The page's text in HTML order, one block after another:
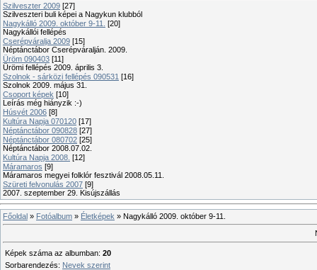
Szilveszter 2009 [27]
Szilveszteri buli képei a Nagykun klubból
Nagykálló 2009. október 9-11.
[20]
Nagykállói fellépés
Cserépváralja 2009 [15]
Néptánctábor Cserépváralján. 2009.
Üröm 090403 [11]
Ürömi fellépés 2009. április 3.
Szolnok - sárközi fellépés 090531 [16]
Szolnok 2009. május 31.
Csoport képek [10]
Leírás még hiányzik :-)
Húsvét 2006 [8]
Kultúra Napja 070120 [17]
Néptánctábor 090828 [27]
Néptánctábor 080702 [25]
Néptánctábor 2008.07.02.
Kultúra Napja 2008. [12]
Máramaros [9]
Máramaros megyei folklór fesztivál 2008.05.11.
Szüreti felvonulás 2007 [9]
2007. szeptember 29. Kisújszállás
Főoldal » Fotóalbum » Életképek » Nagykálló 2009. október 9-11.
Képek száma az albumban: 20
Sorbarendezés: Nevek szerint